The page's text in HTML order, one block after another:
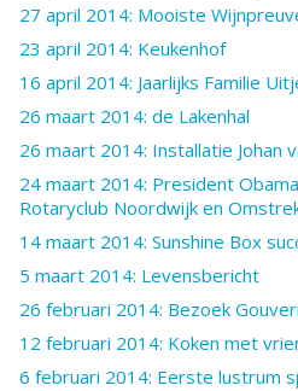
27 april 2014: Mooiste
23 april 2014: Keukenhof
16 april 2014: Jaarlijks Familie
26 maart 2014: de Lakenhal
26 maart 2014: Installatie Johan
24 maart 2014: President
Rotaryclub Noordwijk en
14 maart 2014: Sunshine Box
5 maart 2014: Levensbericht
26 februari 2014: Bezoek
12 februari 2014: Koken met
6 februari 2014: Eerste lustrum